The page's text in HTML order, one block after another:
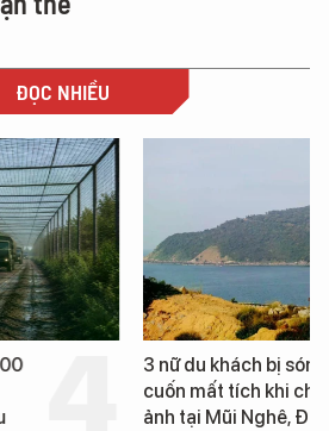
ĐỌC NHIỀU
3 nữ du khách bị sóng
cuốn mất tích khi
ảnh tại Mũi Nghê, Đà